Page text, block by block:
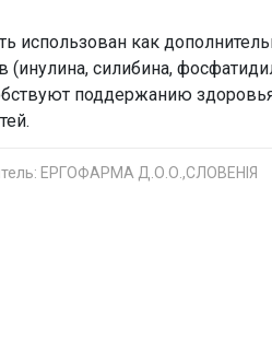
использован как
(инулина, силибина,
поддержанию
ЕРГОФАРМА Д.О.О.,СЛОВЕНІЯ